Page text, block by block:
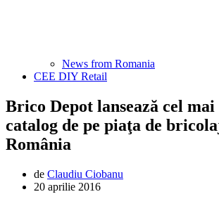
News from Romania
CEE DIY Retail
Brico Depot lansează cel mai
catalog de pe piaţa de
România
de Claudiu Ciobanu
20 aprilie 2016